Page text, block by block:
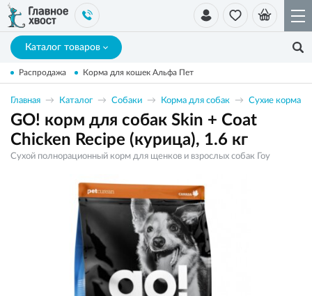
Каталог товаров
Распродажа Корма для кошек Альфа Пет
Главная Каталог Собаки Корма для собак Сухие корма
GO! корм для собак Skin + Coat
Chicken Recipe (курица), 1.6 кг
Сухой полнорационный корм для щенков и взрослых собак Гоу